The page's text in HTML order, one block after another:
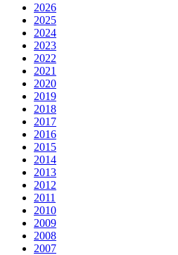
2026
2025
2024
2023
2022
2021
2020
2019
2018
2017
2016
2015
2014
2013
2012
2011
2010
2009
2008
2007